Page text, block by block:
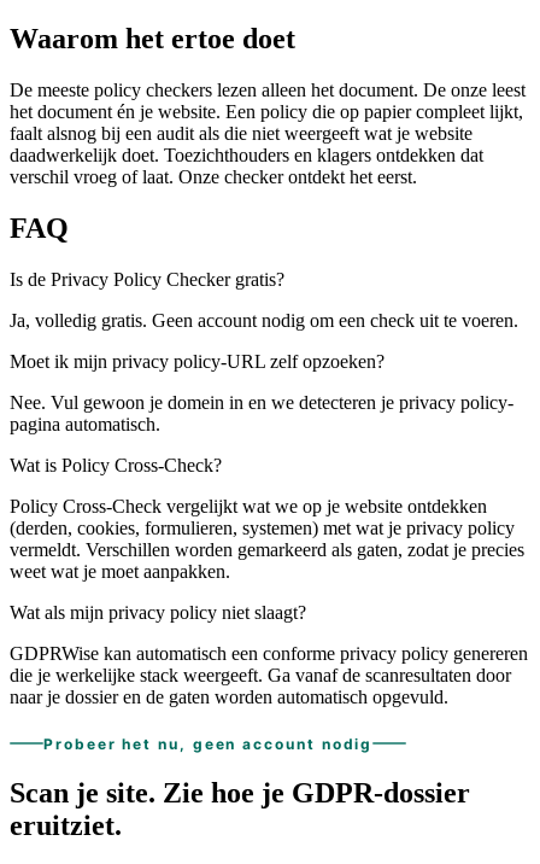
Waarom het ertoe doet
De meeste policy checkers lezen alleen het document. De onze leest
het document én je website. Een policy die op papier compleet lijkt,
faalt alsnog bij een audit als die niet weergeeft wat je website
daadwerkelijk doet. Toezichthouders en klagers ontdekken dat
verschil vroeg of laat. Onze checker ontdekt het eerst.
FAQ
Is de Privacy Policy Checker gratis?
Ja, volledig gratis. Geen account nodig om een check uit te voeren.
Moet ik mijn privacy policy-URL zelf opzoeken?
Nee. Vul gewoon je domein in en we detecteren je privacy policy-
pagina automatisch.
Wat is Policy Cross-Check?
Policy Cross-Check vergelijkt wat we op je website ontdekken
(derden, cookies, formulieren, systemen) met wat je privacy policy
vermeldt. Verschillen worden gemarkeerd als gaten, zodat je precies
weet wat je moet aanpakken.
Wat als mijn privacy policy niet slaagt?
GDPRWise kan automatisch een conforme privacy policy genereren
die je werkelijke stack weergeeft. Ga vanaf de scanresultaten door
naar je dossier en de gaten worden automatisch opgevuld.
Probeer het nu, geen account nodig
Scan je site. Zie hoe je GDPR-dossier
eruitziet.